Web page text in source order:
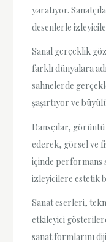
yaratıyor.
desenlerle
Sanal gerçeklik
farklı dünyalara
sahnelerde
şaşırtıyor ve
Dansçılar,
ederek, görsel ve
içinde performans
izleyicilere estetik
Sanat eserleri,
etkileyici
sanat formlarını